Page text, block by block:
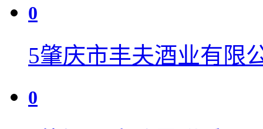
0
5肇庆市丰夫酒业有限
0